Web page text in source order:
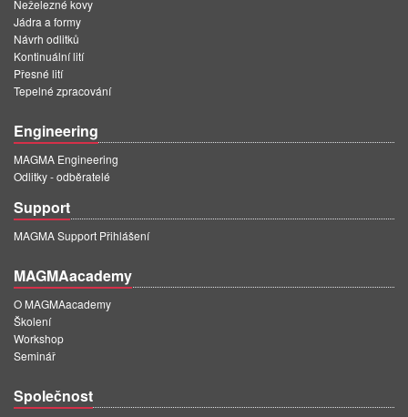
Neželezné kovy
Jádra a formy
Návrh odlitků
Kontinuální lití
Přesné lití
Tepelné zpracování
Engineering
MAGMA Engineering
Odlitky - odběratelé
Support
MAGMA Support Přihlášení
MAGMAacademy
O MAGMAacademy
Školení
Workshop
Seminář
Společnost